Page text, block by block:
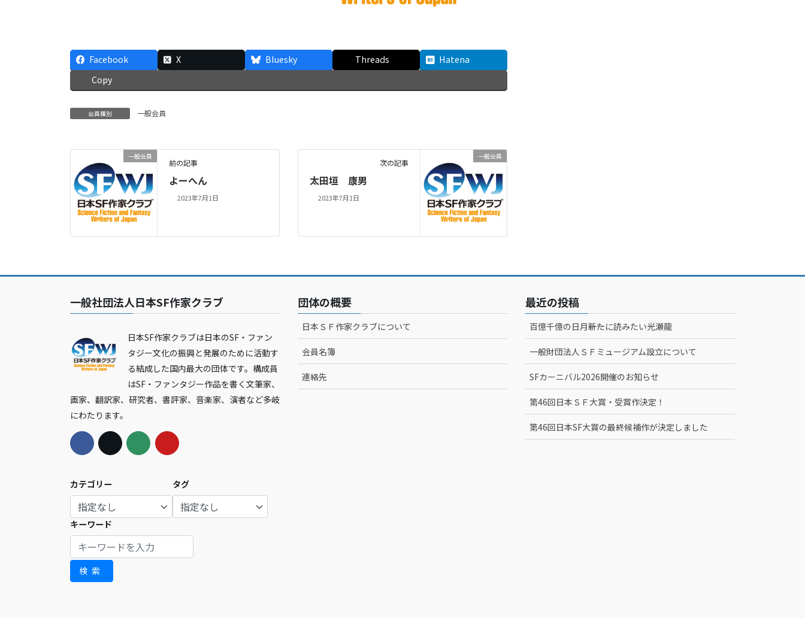
Facebook X Bluesky Threads
Hatena
Copy
会員種別 一般会員
一般会員
前の記事
よーへん
2023年7月1日
一般会員
次の記事
太田垣 康男
2023年7月1日
一般社団法人日本SF作家クラブ
日本SF作家クラブは日本のSF・ファン
タジー文化の振興と発展のために活動す
る結成した国内最大の団体です。構成員
はSF・ファンタジー作品を書く文筆家、
画家、翻訳家、研究者、書評家、音楽家、演者など多岐
にわたります。
カテゴリー タグ
キーワード
検索
団体の概要
日本ＳＦ作家クラブについて
会員名簿
連絡先
最近の投稿
百億千億の日月――新たに読みたい光瀬龍
一般財団法人ＳＦミュージアム設立について
SFカーニバル2026開催のお知らせ
第46回日本ＳＦ大賞・受賞作決定！
第46回日本SF大賞の最終候補作が決定しました